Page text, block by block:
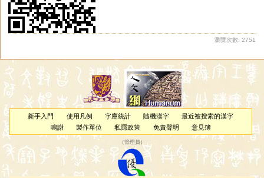
瀏覽次數: 2751
新手入門 使用凡例 字庫統計 隨機漢字
最近被搜索的漢字
鳴謝
製作單位 私隱政策 免責聲明 意見簿
（管理員 ）